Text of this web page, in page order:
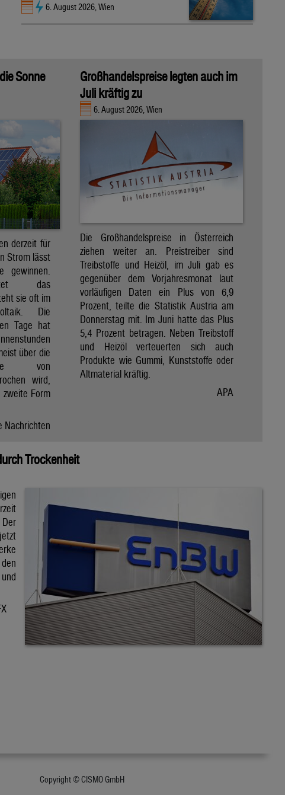
6. August 2026, Wien
Sonne
derzeit für
Strom lässt
gewinnen.
das
sie oft im
Die
Tage hat
über die
von
wird,
Form
Nachrichten
Großhandelspreise legten auch im
Juli kräftig zu
6. August 2026, Wien
Die Großhandelspreise in Österreich
ziehen weiter an. Preistreiber sind
Treibstoffe und Heizöl, im Juli gab es
gegenüber dem Vorjahresmonat laut
vorläufigen Daten ein Plus von 6,9
Prozent, teilte die Statistik Austria am
Donnerstag mit. Im Juni hatte das Plus
5,4 Prozent betragen. Neben Treibstoff
und Heizöl verteuerten sich auch
Produkte wie Gummi, Kunststoffe oder
Altmaterial kräftig.
APA
Trockenheit
Copyright © CISMO GmbH